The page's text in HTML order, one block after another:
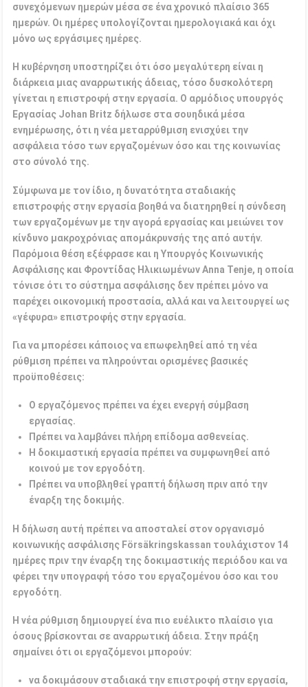
συνεχόμενων ημερών μέσα σε ένα χρονικό πλαίσιο 365
ημερών. Οι ημέρες υπολογίζονται ημερολογιακά και όχι
μόνο ως εργάσιμες ημέρες.
Η κυβέρνηση υποστηρίζει ότι όσο μεγαλύτερη είναι η
διάρκεια μιας αναρρωτικής άδειας, τόσο δυσκολότερη
γίνεται η επιστροφή στην εργασία. Ο αρμόδιος υπουργός
Εργασίας Johan Britz δήλωσε στα σουηδικά μέσα
ενημέρωσης, ότι η νέα μεταρρύθμιση ενισχύει την
ασφάλεια τόσο των εργαζομένων όσο και της κοινωνίας
στο σύνολό της.
Σύμφωνα με τον ίδιο, η δυνατότητα σταδιακής
επιστροφής στην εργασία βοηθά να διατηρηθεί η σύνδεση
των εργαζομένων με την αγορά εργασίας και μειώνει τον
κίνδυνο μακροχρόνιας απομάκρυνσής της από αυτήν.
Παρόμοια θέση εξέφρασε και η Υπουργός Κοινωνικής
Ασφάλισης και Φροντίδας Ηλικιωμένων Anna Tenje, η οποία
τόνισε ότι το σύστημα ασφάλισης δεν πρέπει μόνο να
παρέχει οικονομική προστασία, αλλά και να λειτουργεί ως
«γέφυρα» επιστροφής στην εργασία.
Για να μπορέσει κάποιος να επωφεληθεί από τη νέα
ρύθμιση πρέπει να πληρούνται ορισμένες βασικές
προϋποθέσεις:
Ο εργαζόμενος πρέπει να έχει ενεργή σύμβαση
εργασίας.
Πρέπει να λαμβάνει πλήρη επίδομα ασθενείας.
Η δοκιμαστική εργασία πρέπει να συμφωνηθεί από
κοινού με τον εργοδότη.
Πρέπει να υποβληθεί γραπτή δήλωση πριν από την
έναρξη της δοκιμής.
Η δήλωση αυτή πρέπει να αποσταλεί στον οργανισμό
κοινωνικής ασφάλισης Försäkringskassan τουλάχιστον 14
ημέρες πριν την έναρξη της δοκιμαστικής περιόδου και να
φέρει την υπογραφή τόσο του εργαζομένου όσο και του
εργοδότη.
Η νέα ρύθμιση δημιουργεί ένα πιο ευέλικτο πλαίσιο για
όσους βρίσκονται σε αναρρωτική άδεια. Στην πράξη
σημαίνει ότι οι εργαζόμενοι μπορούν:
να δοκιμάσουν σταδιακά την επιστροφή στην εργασία,